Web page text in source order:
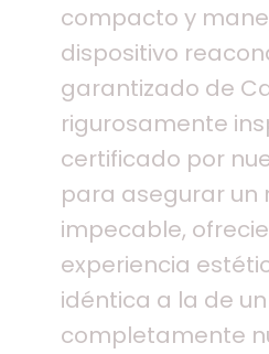
compacto y
dispositivo
garantizado de
rigurosamente
certificado por
para asegurar un
impecable,
experiencia
idéntica a la de
completamente